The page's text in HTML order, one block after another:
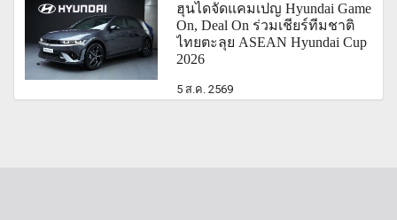
ฮุนไดจัดแคมเปญ Hyundai Game
On, Deal On ร่วมเชียร์ทีมชาติ
ไทยตะลุย ASEAN Hyundai Cup
2026
5 ส.ค. 2569